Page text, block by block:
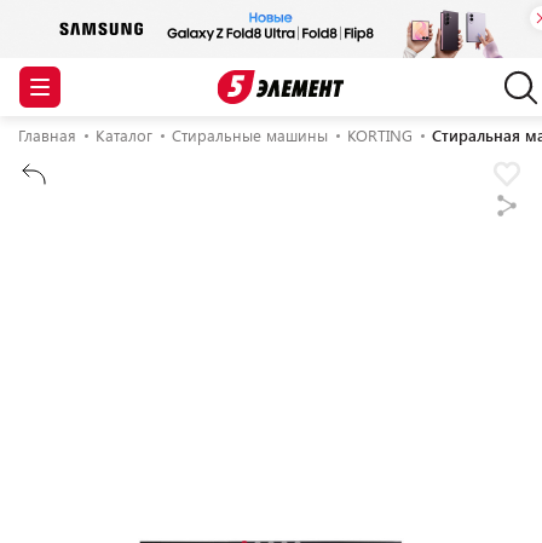
Главная Каталог Стиральные машины KORTING Стиральная